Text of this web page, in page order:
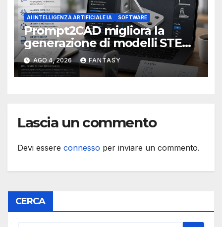
AI INTELLIGENZA ARTIFICIALE IA SOFTWARE
Prompt2CAD migliora la
generazione di modelli STEP
e amplia le applicazioni
dell’intelligenza artificiale nel
CAD
AGO 4, 2026 FANTASY
Lascia un commento
Devi essere connesso per inviare un commento.
CERCA